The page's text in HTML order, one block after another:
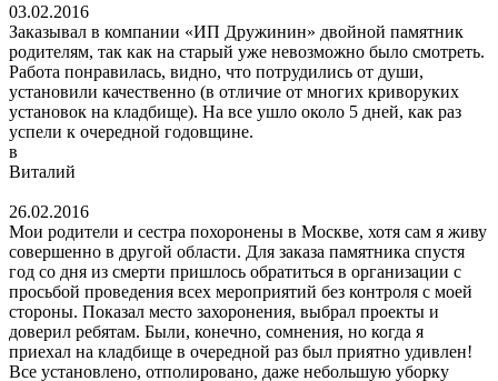
03.02.2016
Заказывал в компании «ИП Дружинин» двойной памятник
родителям, так как на старый уже невозможно было смотреть.
Работа понравилась, видно, что потрудились от души,
установили качественно (в отличие от многих криворуких
установок на кладбище). На все ушло около 5 дней, как раз
успели к очередной годовщине.
в
Виталий
26.02.2016
Мои родители и сестра похоронены в Москве, хотя сам я живу
совершенно в другой области. Для заказа памятника спустя
год со дня из смерти пришлось обратиться в организации с
просьбой проведения всех мероприятий без контроля с моей
стороны. Показал место захоронения, выбрал проекты и
доверил ребятам. Были, конечно, сомнения, но когда я
приехал на кладбище в очередной раз был приятно удивлен!
Все установлено, отполировано, даже небольшую уборку